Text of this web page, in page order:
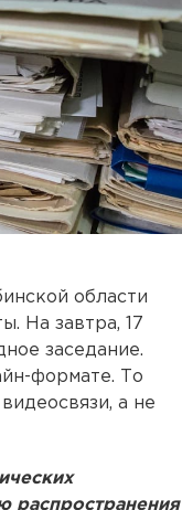
области
На завтра, 17
заседание.
формате. То
а не
распространения